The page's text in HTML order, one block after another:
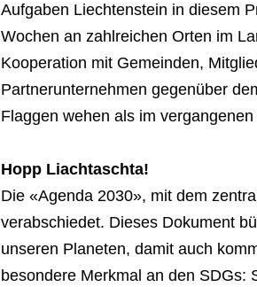
Aufgaben Liechtenstein in diesem
Wochen an zahlreichen Orten im
Kooperation mit Gemeinden,
Partnerunternehmen gegenüber
Flaggen wehen als im vergangenen
Hopp Liachtaschta!
Die «Agenda 2030», mit dem
verabschiedet. Dieses Dokument
unseren Planeten, damit auch
besondere Merkmal an den SDGs: